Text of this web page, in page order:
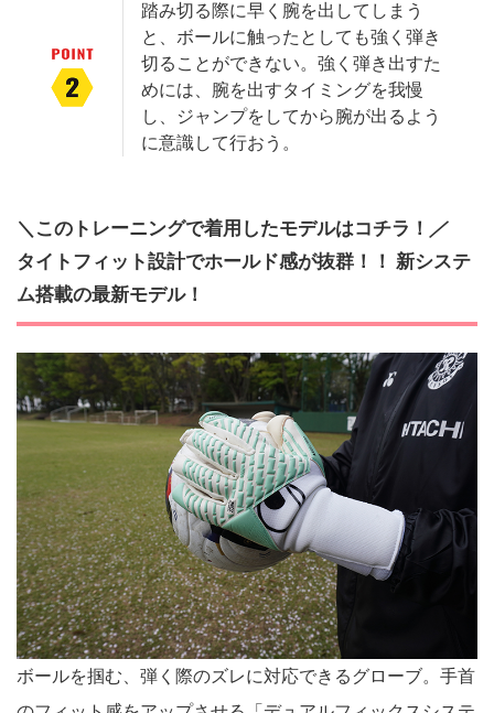
踏み切る際に早く腕を出してしまう
と、ボールに触ったとしても強く弾き
切ることができない。強く弾き出すた
めには、腕を出すタイミングを我慢
し、ジャンプをしてから腕が出るよう
に意識して行おう。
＼このトレーニングで着用したモデルはコチラ！ ／
タイトフィット設計でホールド感が抜群！！ 新システ
ム搭載の最新モデル！
ボールを掴む、弾く際のズレに対応できるグローブ。手首